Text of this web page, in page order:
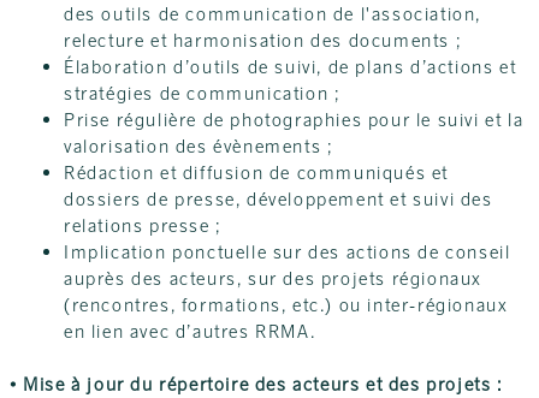
des outils de communication de l'association,
relecture et harmonisation des documents ;
Élaboration d’outils de suivi, de plans d’actions et
stratégies de communication ;
Prise régulière de photographies pour le suivi et la
valorisation des évènements ;
Rédaction et diffusion de communiqués et
dossiers de presse, développement et suivi des
relations presse ;
Implication ponctuelle sur des actions de conseil
auprès des acteurs, sur des projets régionaux
(rencontres, formations, etc.) ou inter-régionaux
en lien avec d’autres RRMA.
• Mise à jour du répertoire des acteurs et des projets :